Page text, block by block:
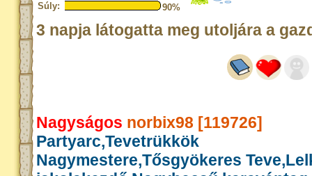
Súly:
90%
3 napja látogatta meg utoljára a
Nagyságos norbix98 [119726]
Partyarc,Tevetrükkök
Nagymestere,Tősgyökeres